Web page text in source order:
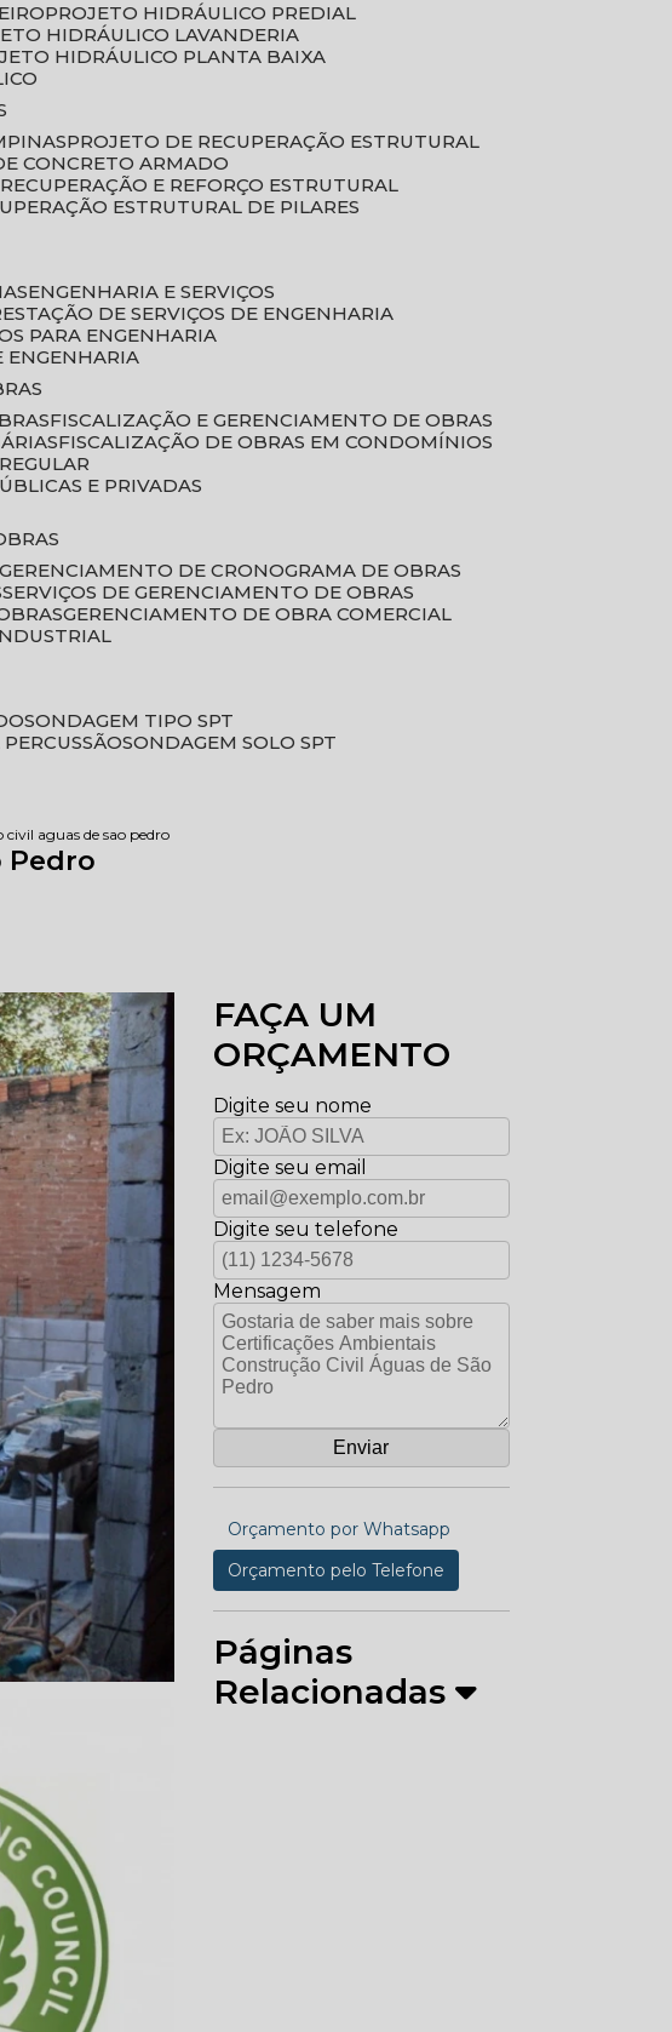
PROJETO HIDRÁULICO PREDIAL
HIDRÁULICO LAVANDERIA
HIDRÁULICO PLANTA BAIXA
PROJETO DE RECUPERAÇÃO ESTRUTURAL
CONCRETO ARMADO
RECUPERAÇÃO E REFORÇO ESTRUTURAL
ESTRUTURAL DE PILARES
ENGENHARIA E SERVIÇOS
DE SERVIÇOS DE ENGENHARIA
PARA ENGENHARIA
ENGENHARIA
FISCALIZAÇÃO E GERENCIAMENTO DE OBRAS
FISCALIZAÇÃO DE OBRAS EM CONDOMÍNIOS
E PRIVADAS
GERENCIAMENTO DE CRONOGRAMA DE OBRAS
SERVIÇOS DE GERENCIAMENTO DE OBRAS
GERENCIAMENTO DE OBRA COMERCIAL
SONDAGEM TIPO SPT
PERCUSSÃO SONDAGEM SOLO SPT
aguas de sao pedro
Pedro
FAÇA UM
ORÇAMENTO
Digite seu nome
Digite seu email
Digite seu telefone
Mensagem
Orçamento por Whatsapp
Orçamento pelo Telefone
Páginas
Relacionadas